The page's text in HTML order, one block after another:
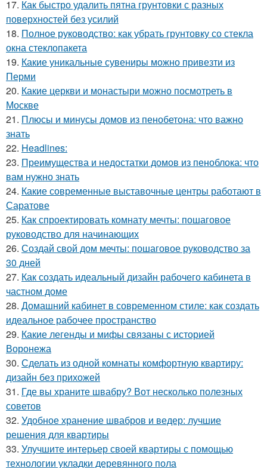
17. Как быстро удалить пятна грунтовки с разных
поверхностей без усилий
18. Полное руководство: как убрать грунтовку со стекла
окна стеклопакета
19. Какие уникальные сувениры можно привезти из
Перми
20. Какие церкви и монастыри можно посмотреть в
Москве
21. Плюсы и минусы домов из пенобетона: что важно
знать
22. Headlines:
23. Преимущества и недостатки домов из пеноблока: что
вам нужно знать
24. Какие современные выставочные центры работают в
Саратове
25. Как спроектировать комнату мечты: пошаговое
руководство для начинающих
26. Создай свой дом мечты: пошаговое руководство за
30 дней
27. Как создать идеальный дизайн рабочего кабинета в
частном доме
28. Домашний кабинет в современном стиле: как создать
идеальное рабочее пространство
29. Какие легенды и мифы связаны с историей
Воронежа
30. Сделать из одной комнаты комфортную квартиру:
дизайн без прихожей
31. Где вы храните швабру? Вот несколько полезных
советов
32. Удобное хранение швабров и ведер: лучшие
решения для квартиры
33. Улучшите интерьер своей квартиры с помощью
технологии укладки деревянного пола